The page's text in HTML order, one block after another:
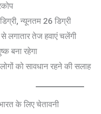
न्यूनतम 26 डिग्री
लगातार तेज हवाएं चलेंगी
बना रहेगा
को सावधान रहने की सलाह
के लिए चेतावनी